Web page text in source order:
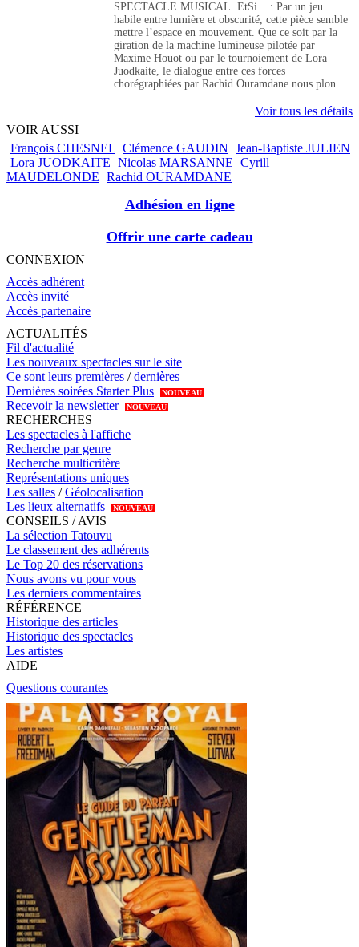
SPECTACLE MUSICAL. EtSi... : Par un jeu
habile entre lumière et obscurité, cette pièce semble
mettre l’espace en mouvement. Que ce soit par la
giration de la machine lumineuse pilotée par
Maxime Houot ou par le tournoiement de Lora
Juodkaite, le dialogue entre ces forces
chorégraphiées par Rachid Ouramdane nous plon...
Voir tous les détails
VOIR AUSSI
François CHESNEL Clémence GAUDIN Jean-Baptiste JULIEN
Lora JUODKAITE Nicolas MARSANNE Cyrill
MAUDELONDE Rachid OURAMDANE
Adhésion en ligne
Offrir une carte cadeau
CONNEXION
Accès adhérent
Accès invité
Accès partenaire
ACTUALITÉS
Fil d'actualité
Les nouveaux spectacles sur le site
Ce sont leurs premières /dernières
Dernières soirées Starter Plus
NOUVEAU
Recevoir la newsletter NOUVEAU
RECHERCHES
Les spectacles à l'affiche
Recherche par genre
Recherche multicritère
Représentations uniques
Les salles /Géolocalisation
Les lieux alternatifs
NOUVEAU
CONSEILS / AVIS
La sélection Tatouvu
Le classement des adhérents
Le Top 20 des réservations
Nous avons vu pour vous
Les derniers commentaires
RÉFÉRENCE
Historique des articles
Historique des spectacles
Les artistes
AIDE
Questions courantes